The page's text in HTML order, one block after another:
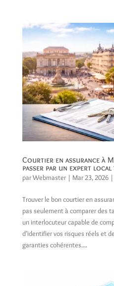
Courtier en assurance à
passer par un expert local
parWebmaster| Mar 23, 2026|
Trouver le bon courtier en
pas seulement à comparer des
un interlocuteur capable de
d’identifier vos risques réels et
garanties cohérentes....